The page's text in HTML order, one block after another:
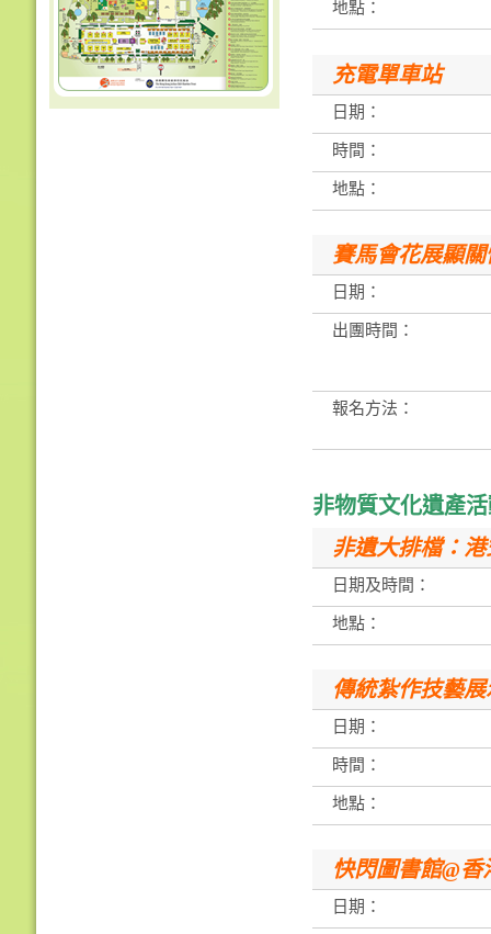
地點：
充電單車站
日期：
時間：
地點：
賽馬會花展顯
日期：
出團時間：
報名方法：
非物質文化遺產
非遺大排檔：
日期及時間：
地點：
傳統紮作技藝展
日期：
時間：
地點：
快閃圖書館@香
日期：